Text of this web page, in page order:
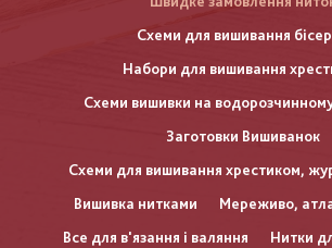
Схеми для вишивання
Набори для вишивання
Схеми вишивки на водорозчинному
Заготовки Вишиванок
Схеми для вишивання хрестиком,
Вишивка нитками
Мереживо,
Все для в'язання і валяння
Нитки